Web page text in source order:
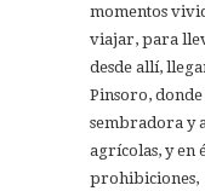
momentos
viajar, para
desde allí,
Pinsoro,
sembradora y
agrícolas, y en
prohibiciones,